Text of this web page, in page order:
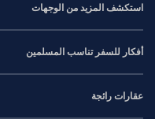
استكشف المزيد من الوجهات
أفكار للسفر تناسب المسلمين
عقارات رائجة